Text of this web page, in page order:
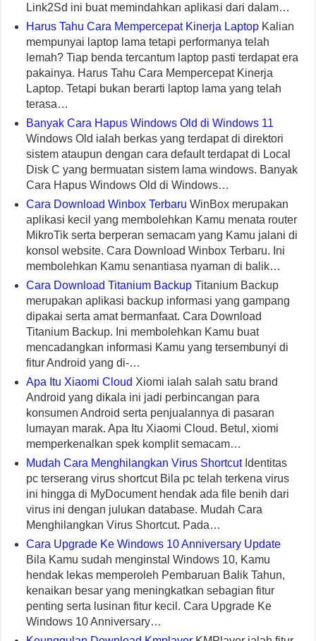
Link2Sd ini buat memindahkan aplikasi dari dalam…
Harus Tahu Cara Mempercepat Kinerja Laptop Kalian
mempunyai laptop lama tetapi performanya telah
lemah? Tiap benda tercantum laptop pasti terdapat era
pakainya. Harus Tahu Cara Mempercepat Kinerja
Laptop. Tetapi bukan berarti laptop lama yang telah
terasa…
Banyak Cara Hapus Windows Old di Windows 11
Windows Old ialah berkas yang terdapat di direktori
sistem ataupun dengan cara default terdapat di Local
Disk C yang bermuatan sistem lama windows. Banyak
Cara Hapus Windows Old di Windows…
Cara Download Winbox Terbaru WinBox merupakan
aplikasi kecil yang membolehkan Kamu menata router
MikroTik serta berperan semacam yang Kamu jalani di
konsol website. Cara Download Winbox Terbaru. Ini
membolehkan Kamu senantiasa nyaman di balik…
Cara Download Titanium Backup Titanium Backup
merupakan aplikasi backup informasi yang gampang
dipakai serta amat bermanfaat. Cara Download
Titanium Backup. Ini membolehkan Kamu buat
mencadangkan informasi Kamu yang tersembunyi di
fitur Android yang di-…
Apa Itu Xiaomi Cloud Xiomi ialah salah satu brand
Android yang dikala ini jadi perbincangan para
konsumen Android serta penjualannya di pasaran
lumayan marak. Apa Itu Xiaomi Cloud. Betul, xiomi
memperkenalkan spek komplit semacam…
Mudah Cara Menghilangkan Virus ShortcutIdentitas
pc terserang virus shortcut Bila pc telah terkena virus
ini hingga di MyDocument hendak ada file benih dari
virus ini dengan julukan database. Mudah Cara
Menghilangkan Virus Shortcut. Pada…
Cara Upgrade Ke Windows 10 Anniversary Update
Bila Kamu sudah menginstal Windows 10, Kamu
hendak lekas memperoleh Pembaruan Balik Tahun,
kenaikan besar yang meningkatkan sebagian fitur
penting serta lusinan fitur kecil. Cara Upgrade Ke
Windows 10 Anniversary…